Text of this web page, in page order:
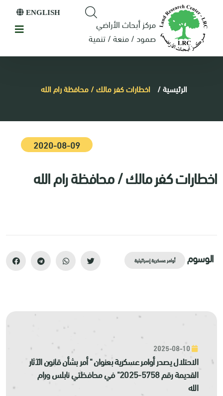
مركز أبحاث الأراضي
صمود / منعة / تنمية
ENGLISH
الرئيسية/ اخطارات كفر مالك / محافظة رام الله
2020-08-09
اخطارات كفر مالك / محافظة رام الله
الوسوم أوامر عسكرية إسرائيلية
الاحتلال يصدر أوامر عسكرية بعنوان " أمر بشأن قانون الآثار
القديمة رقم 5758-2025" في محافظتي نابلس ورام
الله